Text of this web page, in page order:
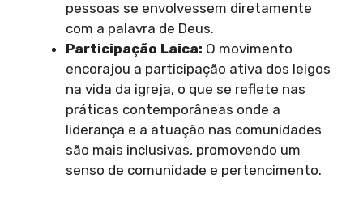
pessoas se envolvessem diretamente
com a palavra de Deus.
Participação Laica: O movimento
encorajou a participação ativa dos leigos
na vida da igreja, o que se reflete nas
práticas contemporâneas onde a
liderança e a atuação nas comunidades
são mais inclusivas, promovendo um
senso de comunidade e pertencimento.